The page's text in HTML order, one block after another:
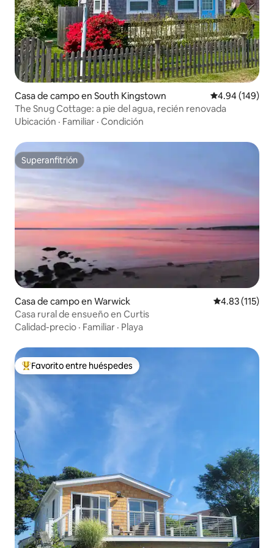
Casa de campo en South Kingstown Calificación
4.94 (149)
The Snug Cottage: a pie del agua, recién renovada
Ubicación · Familiar · Condición
Superanfitrión
Superanfitrión
Casa de campo en Warwick Calificación
4.83 (115)
Casa rural de ensueño en Curtis
Calidad-precio · Familiar · Playa
Favorito entre huéspedes preferido
Favorito entre huéspedes